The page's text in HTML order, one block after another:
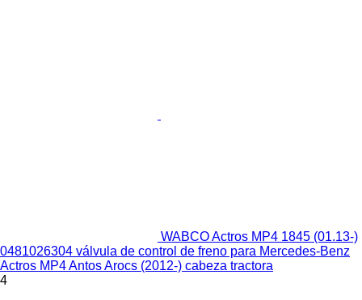
WABCO Actros MP4 1845 (01.13-)
0481026304 válvula de control de freno para Mercedes-Benz
Actros MP4 Antos Arocs (2012-) cabeza tractora
4